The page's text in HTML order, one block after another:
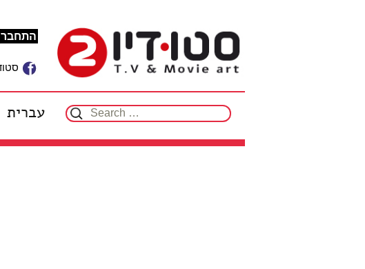
התחבר
עברית Search for: